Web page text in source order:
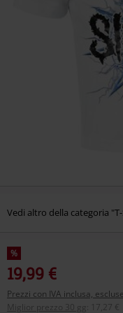
Vedi altro della categoria
%
19,99 €
Prezzi con IVA inclusa,
Miglior prezzo 30 gg
17,27 €